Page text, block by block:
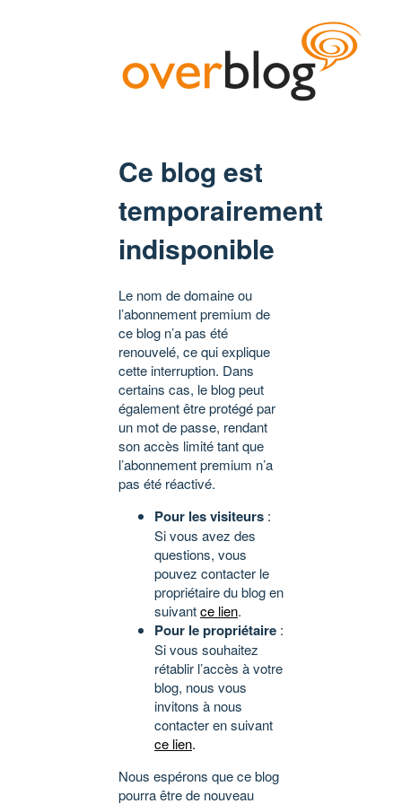
Ce blog est
temporairement
indisponible
Le nom de domaine ou
l’abonnement premium de
ce blog n’a pas été
renouvelé, ce qui explique
cette interruption. Dans
certains cas, le blog peut
également être protégé par
un mot de passe, rendant
son accès limité tant que
l’abonnement premium n’a
pas été réactivé.
Pour les visiteurs :
Si vous avez des
questions, vous
pouvez contacter le
propriétaire du blog en
suivantce lien.
Pour le propriétaire :
Si vous souhaitez
rétablir l’accès à votre
blog, nous vous
invitons à nous
contacter en suivant
ce lien.
Nous espérons que ce blog
pourra être de nouveau